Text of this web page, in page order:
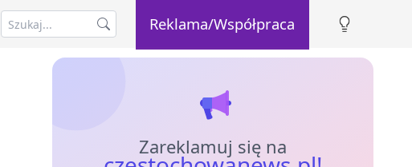
Reklama/Współpraca
Zareklamuj się na